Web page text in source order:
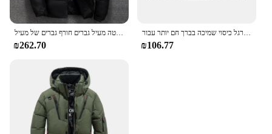
לבן ברווז למטה מעיל גברים חורף גברים של מעיל Windproof נשלף כובע מעיילים מוצק צבע חיצוני מקרית סלעית מעיל בגדים
₪262.70
קטנועים סינר רגל כיסוי שמיכה בברך חם יותר עבור vespa gts quilt החורף עבור honda puge e4b3
₪106.77